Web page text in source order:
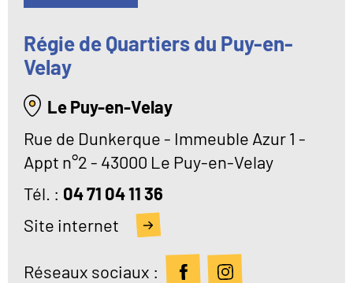
Régie de Quartiers du Puy-en-
Velay
Le Puy-en-Velay
Rue de Dunkerque - Immeuble Azur 1 -
Appt n°2 - 43000 Le Puy-en-Velay
Tél
04 71 04 11 36
Site internet
Réseaux sociaux :